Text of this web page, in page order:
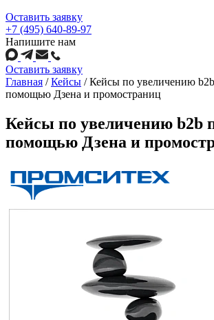
Оставить заявку
+7 (495) 640-89-97
Напишите нам
Оставить заявку
Главная / Кейсы / Кейсы по увеличению
помощью Дзена и промостраниц
Кейсы по увеличению b2b
помощью Дзена и